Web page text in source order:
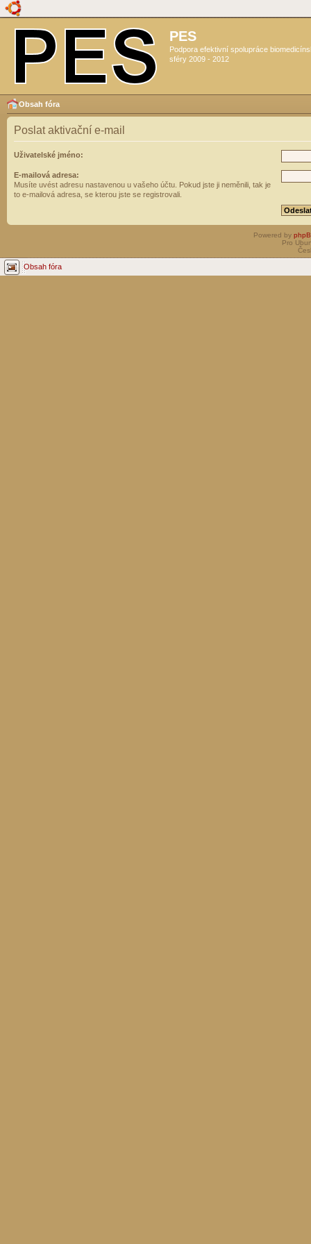
PES
Podpora efektivní spolupráce
sféry 2009 - 2012
Obsah fóra
Poslat aktivační e-mail
Uživatelské jméno:
E-mailová adresa:
Musíte uvést adresu nastavenou u vašeho účtu. Pokud jste ji neměnili, tak je
to e-mailová adresa, se kterou jste se registrovali.
Powered by
Pro
Obsah fóra